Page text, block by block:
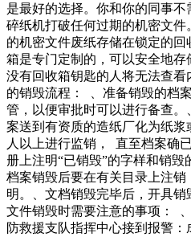
是最好的选择。你和你的同事
碎纸机打破任何过期的机密文
的机密文件废纸存储在锁定的
箱是专门定制的，可以安全地存
没有回收箱钥匙的人将无法查
的销毁流程： 、准备销毁的档
管，以便审批时可以进行备查
案送到有资质的造纸厂化为纸
人以上进行监销， 直至档案确
册上注明“已销毁”的字样和销毁
档案销毁后要在有关目录上注
明。、文档销毁完毕后，开具销
文件销毁时需要注意的事项：
防救援支队指挥中心接到报警